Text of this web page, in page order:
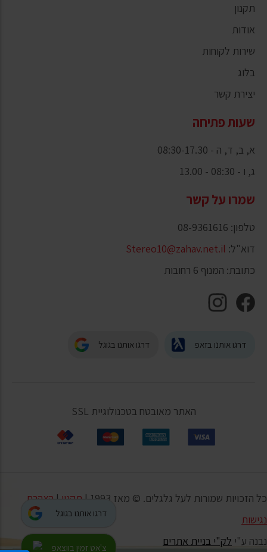
תקנון
אודות
שירות לקוחות
בלוג
יצירת קשר
שעות פתיחה
א, ב, ד, ה - 08:30-17.30
ג, ו - 08:30 - 13.00
שמרו על קשר
טלפון: 08-9361616
דוא"ל: Stereo10@zahav.net.il
כתובת: המנוף 6 רחובות
דרגו אותנו בזאפ דרגו אותנו בגוגל
דרגו אותנו בגוגל
צ'אט זמין בווצאפ
האתר מאובטח בטכנולוגיית SSL
כל הזכויות שמורות לעל גלגלים. © מאז 1993 | תקנון | הצהרת
נגישות
נבנה ע"י לק"י בניית אתרים